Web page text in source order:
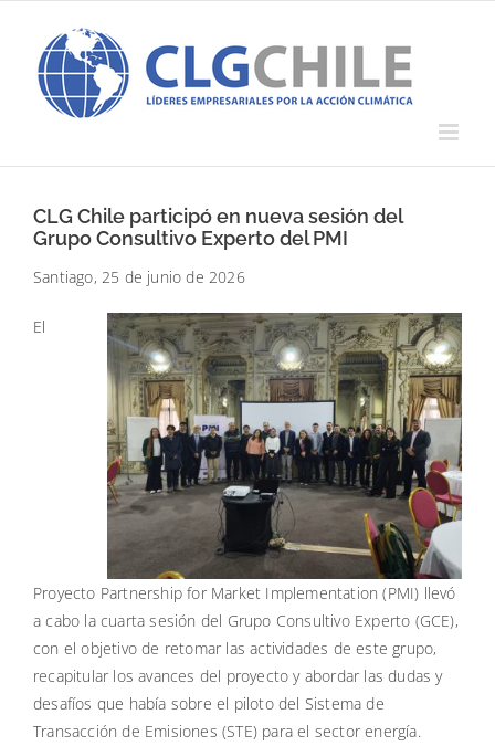
contenido
CLG Chile participó en nueva sesión del
Grupo Consultivo Experto del PMI
Santiago, 25 de junio de 2026
El
Proyecto Partnership for Market Implementation (PMI) llevó
a cabo la cuarta sesión del Grupo Consultivo Experto (GCE),
con el objetivo de retomar las actividades de este grupo,
recapitular los avances del proyecto y abordar las dudas y
desafíos que había sobre el piloto del Sistema de
Transacción de Emisiones (STE) para el sector energía.